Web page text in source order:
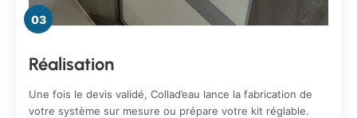
03
Réalisation
Une fois le devis validé, Collad’eau lance la fabrication de
votre système sur mesure ou prépare votre kit réglable.